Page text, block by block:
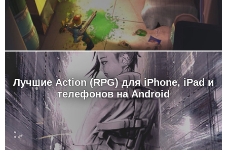
Лучшие Action (RPG) для iPhone, iPad и
телефонов на Android